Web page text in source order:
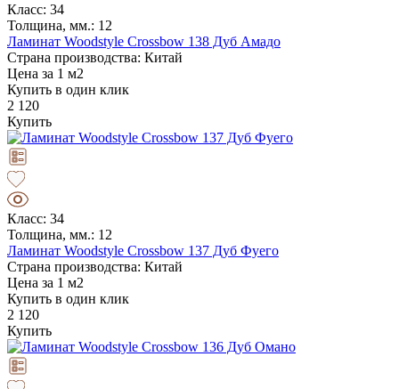
Класс: 34
Толщина, мм.: 12
Ламинат Woodstyle Crossbow 138 Дуб Амадо
Страна производства: Китай
Цена за 1 м2
Купить в один клик
2 120
Купить
Класс: 34
Толщина, мм.: 12
Ламинат Woodstyle Crossbow 137 Дуб Фуего
Страна производства: Китай
Цена за 1 м2
Купить в один клик
2 120
Купить